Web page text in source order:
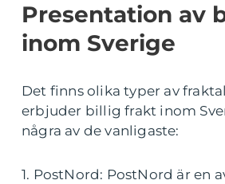
Presentation av
inom Sverige
Det finns olika typer av
erbjuder billig frakt inom
några av de vanligaste:
1. PostNord: PostNord är en